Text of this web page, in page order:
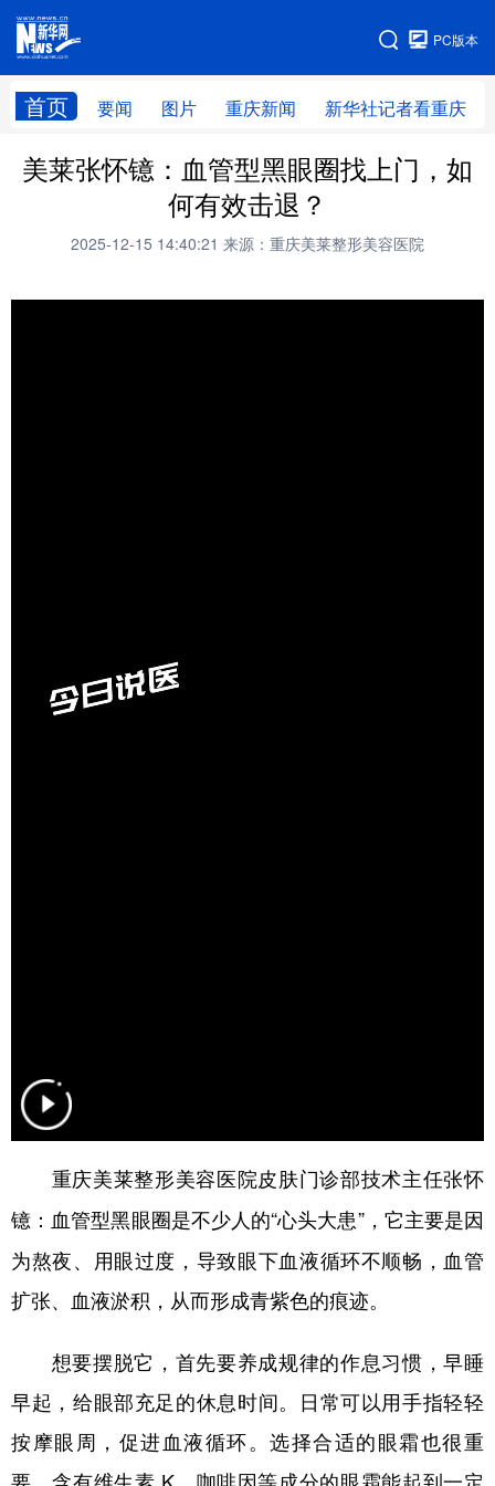
PC版本
首页 要闻 图片 重庆新闻 新华社记者看重庆
网站地图
美莱张怀镱：血管型黑眼圈找上门，如
何有效击退？
2025-12-15 14:40:21 来源：重庆美莱整形美容医院
重庆美莱整形美容医院皮肤门诊部技术主任张怀
镱： 血管型黑眼圈是不少人的“心头大患”，它主要是因
为熬夜、用眼过度，导致眼下血液循环不顺畅，血管
扩张、血液淤积，从而形成青紫色的痕迹。
想要摆脱它，首先要养成规律的作息习惯，早睡
早起，给眼部充足的休息时间。日常可以用手指轻轻
按摩眼周，促进血液循环。选择合适的眼霜也很重